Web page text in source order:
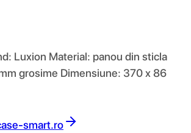
Luxion Material: panou din sticla
grosime Dimensiune: 370 x 86
smart.ro